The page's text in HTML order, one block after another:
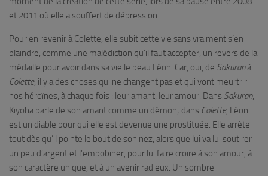
et 2011 où elle a souffert de dépression.
Pour en revenir à Colette, elle subit cette vie sans vraiment s’en
plaindre, comme une malédiction qu’il faut accepter, un revers de la
médaille pour avoir dans sa vie le beau Léon. Car, oui, de Sakuranà
Colette, il y a des choses qui ne changent pas et qui vont meurtrir
nos héroïnes, à chaque fois : leur amant, leur amour. Dans Sakuran,
Kiyoha parle de son amant comme un démon; dans Colette, Léon
est un diable pour qui elle est devenue une prostituée. Elle arrête
tout dès qu’il pointe le bout de son nez, alors que lui va lui soutirer
un peu d’argent et l’embobiner, pour lui faire croire à son amour, à
son caractère unique, et à un avenir radieux. Un sombre